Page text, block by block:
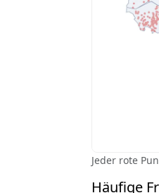
Jeder rote
Häufige